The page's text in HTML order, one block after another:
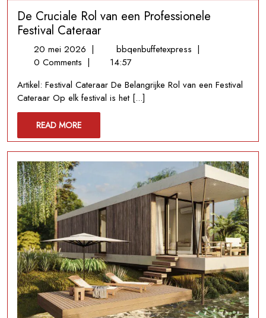
Smaakvol
De Cruciale Rol van een Professionele
Festival Cateraar
20 mei 2026 20
mei
| bbqenbuffetexpress De
van
Cateraar
|
0 Comments |
14:57
Artikel: Festival Cateraar De Belangrijke Rol van een Festival
Cateraar Op elk festival is het [...]
READ MOREREAD
MORE